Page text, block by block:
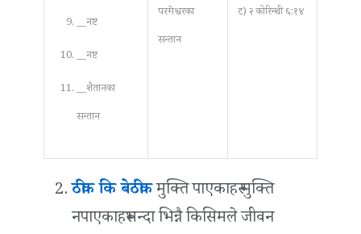
__नष्ट
__नष्ट
__शैतानका
सन्तान
परमेश्वरका
सन्तान
ट) २ कोरिन्थी ६:१४
ठीक कि बेठीकमुक्ति पाएकाहरू मुक्ति
नपाएकाहरूभन्दा भिन्नै किसिमले जीवन